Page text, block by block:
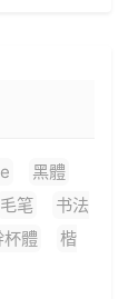
黑體
毛笔
书法
杯體
楷